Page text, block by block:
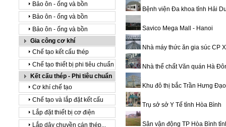
Bảo ôn - ống và bồn
Bảo ôn - ống và bồn
Bảo ôn - ống và bồn
Gia công cơ khí
Chế tạo kết cấu thép
Chế tạo thiết bị phi tiêu chuẩn
Kết cấu thép - Phi tiêu chuẩn
Cơ khí chế tạo
Chế tạo và lắp đặt kết cấu
Lắp đặt thiết bị cơ điện
Lắp dây chuyền cán thép...
Bệnh viện Đa khoa tỉnh Hải
Savico Mega Mall - Hanoi
Nhà máy thức ăn gia súc CP
Nhà thể chất Văn quán Hà
Khu đô thị bắc Trần Hưng
Trụ sở sở Y Tế tỉnh Hòa Bình
Sân vận động TP Hòa Bình